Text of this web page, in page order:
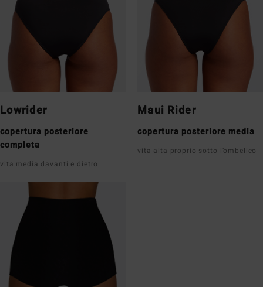
Lowrider
copertura posteriore
completa
vita media davanti e dietro
Maui Rider
copertura posteriore media
vita alta proprio sotto l’ombelico